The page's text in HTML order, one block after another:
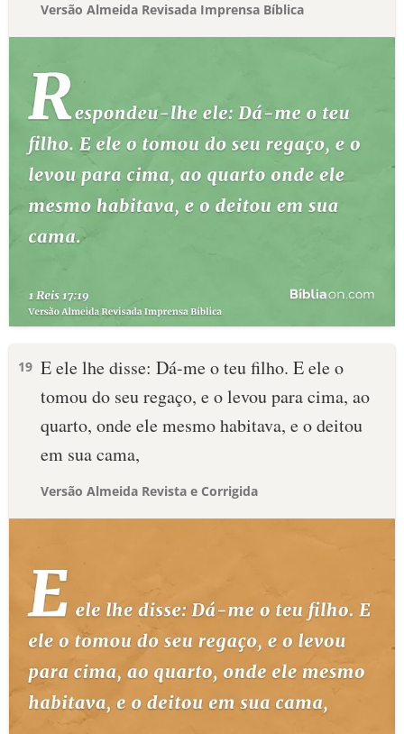
Versão Almeida Revisada Imprensa Bíblica
19 E ele lhe disse: Dá-me o teu filho. E ele o
tomou do seu regaço, e o levou para cima, ao
quarto, onde ele mesmo habitava, e o deitou
em sua cama,
Versão Almeida Revista e Corrigida